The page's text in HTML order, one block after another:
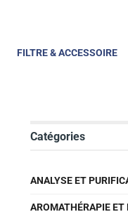
FILTRE & ACCESSOIRE
Catégories
ANALYSE ET
AROMATHÉRAPIE